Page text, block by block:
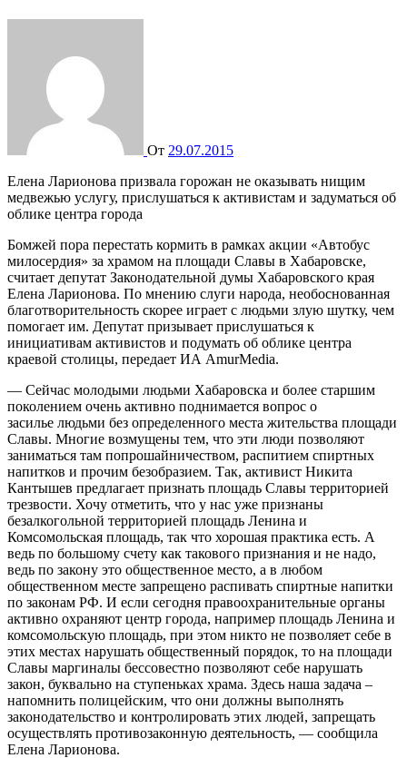
От 29.07.2015
Елена Ларионова призвала горожан не оказывать нищим
медвежью услугу, прислушаться к активистам и задуматься об
облике центра города
Бомжей пора перестать кормить в рамках акции «Автобус
милосердия» за храмом на площади Славы в Хабаровске,
считает депутат Законодательной думы Хабаровского края
Елена Ларионова. По мнению слуги народа, необоснованная
благотворительность скорее играет с людьми злую шутку, чем
помогает им. Депутат призывает прислушаться к
инициативам активистов и подумать об облике центра
краевой столицы, передает ИА AmurMedia.
— Сейчас молодыми людьми Хабаровска и более старшим
поколением очень активно поднимается вопрос о
засилье людьми без определенного места жительства площади
Славы. Многие возмущены тем, что эти люди позволяют
заниматься там попрошайничеством, распитием спиртных
напитков и прочим безобразием. Так, активист Никита
Кантышев предлагает признать площадь Славы территорией
трезвости. Хочу отметить, что у нас уже признаны
безалкогольной территорией площадь Ленина и
Комсомольская площадь, так что хорошая практика есть. А
ведь по большому счету как такового признания и не надо,
ведь по закону это общественное место, а в любом
общественном месте запрещено распивать спиртные напитки
по законам РФ. И если сегодня правоохранительные органы
активно охраняют центр города, например площадь Ленина и
комсомольскую площадь, при этом никто не позволяет себе в
этих местах нарушать общественный порядок, то на площади
Славы маргиналы бессовестно позволяют себе нарушать
закон, буквально на ступеньках храма. Здесь наша задача –
напомнить полицейским, что они должны выполнять
законодательство и контролировать этих людей, запрещать
осуществлять противозаконную деятельность, — сообщила
Елена Ларионова.